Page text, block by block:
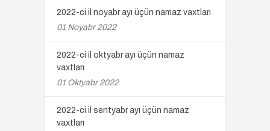
2022-ci il noyabr ayı üçün namaz vaxtları
01 Noyabr 2022
2022-ci il oktyabr ayı üçün namaz
vaxtları
01 Oktyabr 2022
2022-ci il sentyabr ayı üçün namaz
vaxtları